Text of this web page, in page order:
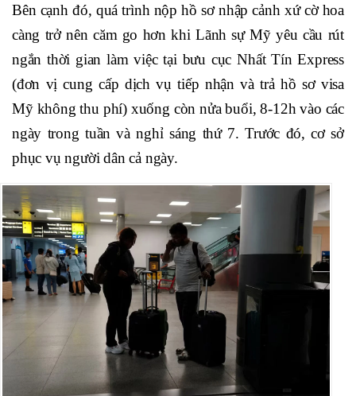
Bên cạnh đó, quá trình nộp hồ sơ nhập cảnh xứ cờ hoa
càng trở nên căm go hơn khi Lãnh sự Mỹ yêu cầu rút
ngắn thời gian làm việc tại bưu cục Nhất Tín Express
(đơn vị cung cấp dịch vụ tiếp nhận và trả hồ sơ visa
Mỹ không thu phí) xuống còn nửa buổi, 8-12h vào các
ngày trong tuần và nghỉ sáng thứ 7. Trước đó, cơ sở
phục vụ người dân cả ngày.